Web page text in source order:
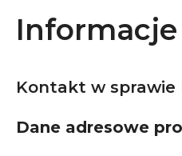
Kontakt w
Dane adresowe